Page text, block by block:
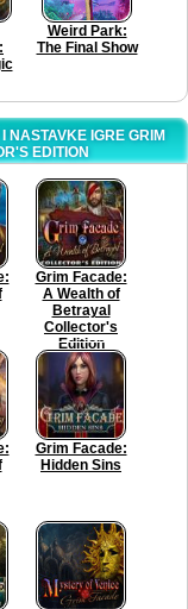
Weird Park:
The Final Show
NASTAVKE IGRE GRIM
EDITION
Grim Facade:
A Wealth of
Betrayal
Collector's
Edition
Grim Facade:
Hidden Sins